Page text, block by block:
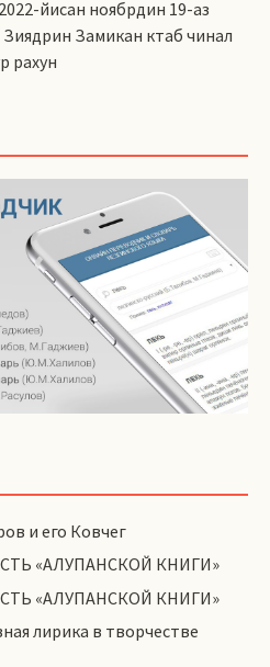
йисан ноябрдин 19-аз
Замикан ктаб чинал
рахун
и его Ковчег
«АЛУПАНСКОЙ КНИГИ»
«АЛУПАНСКОЙ КНИГИ»
лирика в творчестве